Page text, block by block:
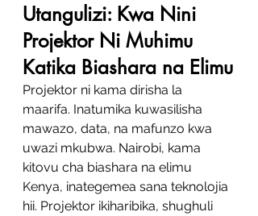
Utangulizi: Kwa Nini
Projektor Ni Muhimu
Katika Biashara na Elimu
Projektor ni kama dirisha la
maarifa. Inatumika kuwasilisha
mawazo, data, na mafunzo kwa
uwazi mkubwa. Nairobi, kama
kitovu cha biashara na elimu
Kenya, inategemea sana teknolojia
hii. Projektor ikiharibika, shughuli